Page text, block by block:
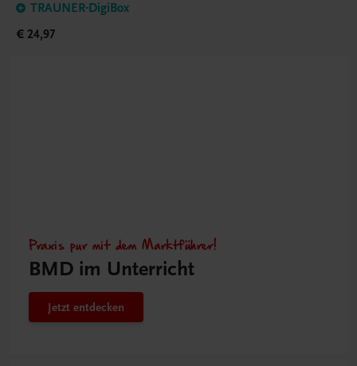
TRAUNER-DigiBox
€ 24,97
Praxis pur mit dem Marktführer!
BMD im Unterricht
Jetzt entdecken